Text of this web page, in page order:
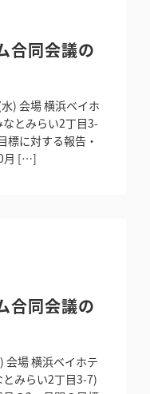
合同会議の
) 会場 横浜ベイホ
とみらい2丁目3-
に対する報告・
月 […]
合同会議の
会場 横浜ベイホテ
みらい2丁目3-7)